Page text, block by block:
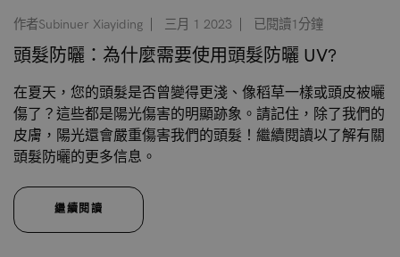
作者Subinuer Xiayiding 三月 1 2023 已閱讀1分鐘
頭髮防曬：為什麼需要使用頭髮防曬 UV?
在夏天，您的頭髮是否曾變得更淺、像稻草一樣或頭皮被曬
傷了？這些都是陽光傷害的明顯跡象。請記住，除了我們的
皮膚，陽光還會嚴重傷害我們的頭髮！繼續閱讀以了解有關
頭髮防曬的更多信息。
繼續閱讀